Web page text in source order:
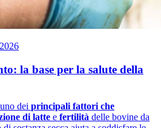
la base per la salute della
dei principali fattori che
di latte e fertilità delle bovine da